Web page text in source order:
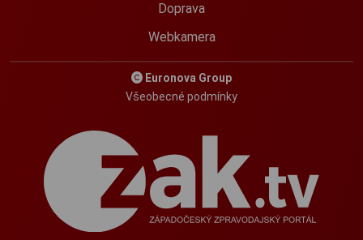
Doprava
Webkamera
Euronova Group
Všeobecné podmínky